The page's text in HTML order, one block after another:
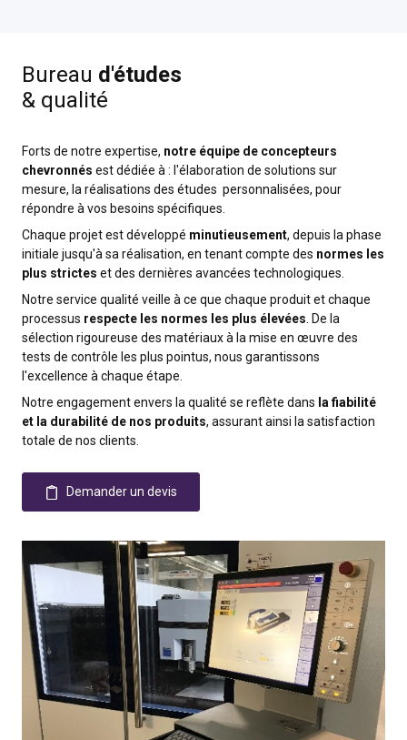
Bureau d'études
& qualité
Forts de notre expertise, notre équipe de concepteurs
chevronnés est dédiée à : l'élaboration de solutions sur
mesure, la réalisations des études personnalisées, pour
répondre à vos besoins spécifiques.
Chaque projet est développé minutieusement, depuis la phase
initiale jusqu'à sa réalisation, en tenant compte des normes les
plus strictes et des dernières avancées technologiques.
Notre service qualité veille à ce que chaque produit et chaque
processus respecte les normes les plus élevées . De la
sélection rigoureuse des matériaux à la mise en œuvre des
tests de contrôle les plus pointus, nous garantissons
l'excellence à chaque étape.
Notre engagement envers la qualité se reflète dans la fiabilité
et la durabilité de nos produits, assurant ainsi la satisfaction
totale de nos clients.
Demander un devis